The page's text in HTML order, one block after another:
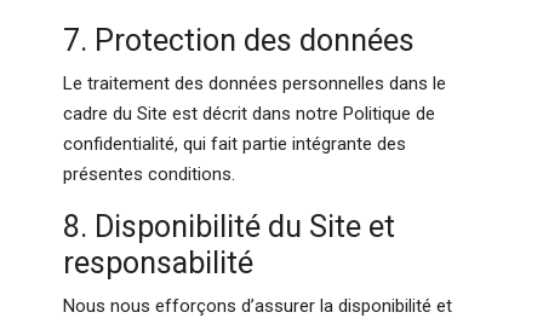
7. Protection des données
Le traitement des données personnelles dans le
cadre du Site est décrit dans notre Politique de
confidentialité, qui fait partie intégrante des
présentes conditions.
8. Disponibilité du Site et
responsabilité
Nous nous efforçons d’assurer la disponibilité et